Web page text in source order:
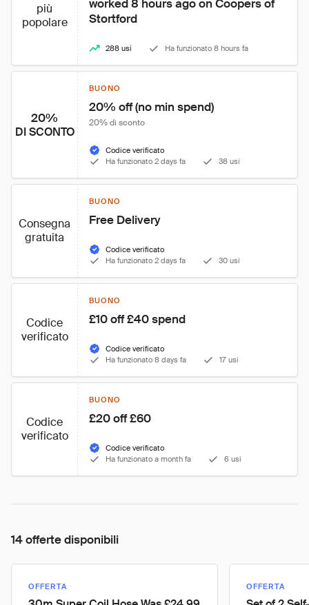
più
popolare
worked 8 hours ago on Coopers of
Stortford
288 usi Ha funzionato 8 hours fa
20%
DI SCONTO
BUONO
20% off (no min spend)
20% di sconto
Codice verificato
Ha funzionato 2 days fa
38 usi
Consegna
gratuita
BUONO
Free Delivery
Codice verificato
Ha funzionato 2 days fa
30 usi
Codice
verificato
BUONO
£10 off £40 spend
Codice verificato
Ha funzionato 8 days fa
17 usi
Codice
verificato
BUONO
£20 off £60
Codice verificato
Ha funzionato a month fa
6 usi
14 offerte disponibili
OFFERTA OFFERTA